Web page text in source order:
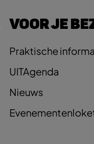
VOOR JE
Praktische
UITAgenda
Nieuws